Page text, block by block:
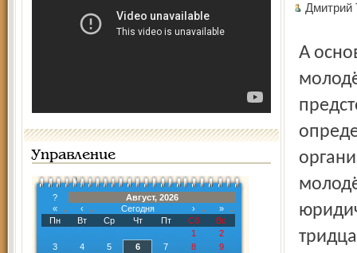
Управление
?
Август, 2026
«
‹ Сегодня ›
»
Пн
Вт Ср Чт Пт Сб
Вс
1
2
3
4 5 6 7 8
9
А основной темой форума стало создание генеральной